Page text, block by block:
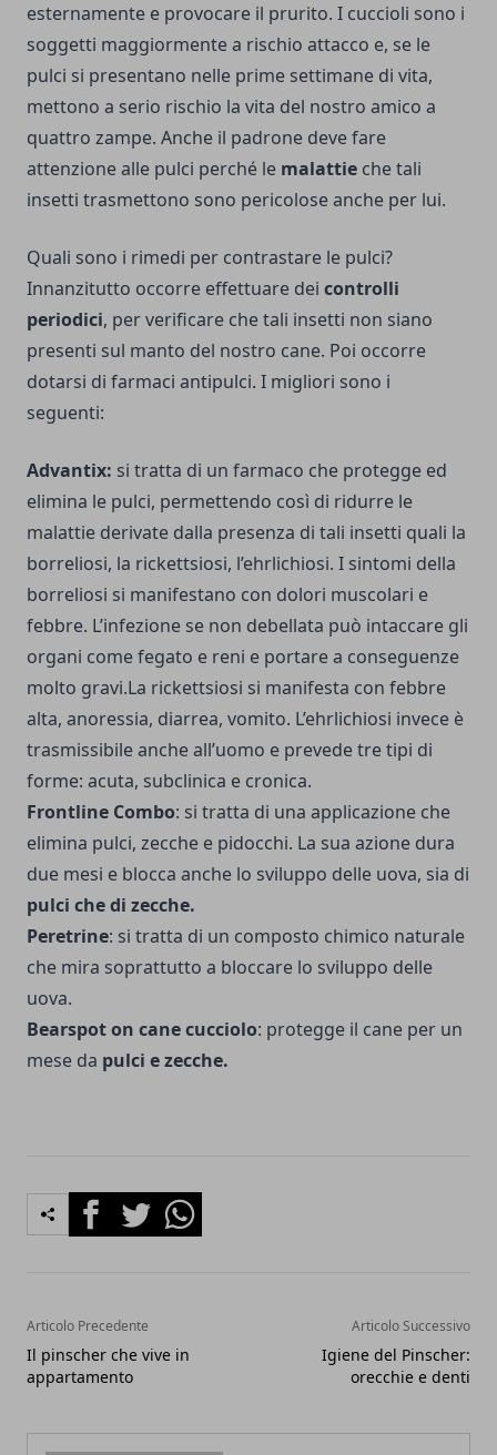
esternamente e provocare il prurito. I cuccioli sono i
soggetti maggiormente a rischio attacco e, se le
pulci si presentano nelle prime settimane di vita,
mettono a serio rischio la vita del nostro amico a
quattro zampe. Anche il padrone deve fare
attenzione alle pulci perché le malattie che tali
insetti trasmettono sono pericolose anche per lui.
Quali sono i rimedi per contrastare le pulci?
Innanzitutto occorre effettuare dei controlli
periodici, per verificare che tali insetti non siano
presenti sul manto del nostro cane. Poi occorre
dotarsi di farmaci antipulci. I migliori sono i
seguenti:
Advantix: si tratta di un farmaco che protegge ed
elimina le pulci, permettendo così di ridurre le
malattie derivate dalla presenza di tali insetti quali la
borreliosi, la rickettsiosi, l’ehrlichiosi. I sintomi della
borreliosi si manifestano con dolori muscolari e
febbre. L’infezione se non debellata può intaccare gli
organi come fegato e reni e portare a conseguenze
molto gravi.La rickettsiosi si manifesta con febbre
alta, anoressia, diarrea, vomito. L’ehrlichiosi invece è
trasmissibile anche all’uomo e prevede tre tipi di
forme: acuta, subclinica e cronica.
Frontline Combo: si tratta di una applicazione che
elimina pulci, zecche e pidocchi. La sua azione dura
due mesi e blocca anche lo sviluppo delle uova, sia di
pulci che di zecche.
Peretrine: si tratta di un composto chimico naturale
che mira soprattutto a bloccare lo sviluppo delle
uova.
Bearspot on cane cucciolo: protegge il cane per un
mese da pulci e zecche.
FacebookTwitterWhatsapp
Articolo Precedente
Il pinscher che vive in
appartamento
Articolo Successivo
Igiene del Pinscher:
orecchie e denti